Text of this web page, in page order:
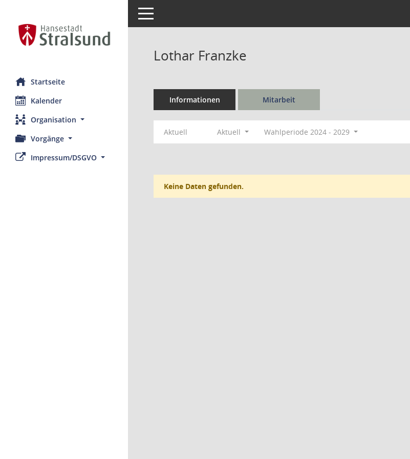
Startseite
Kalender
Organisation
Vorgänge
Impressum/DSGVO
Toggle navigation
Lothar Franzke
Informationen Mitarbeit
Aktuell Aktuell Wahlperiode 2024 - 2029
Keine Daten gefunden.